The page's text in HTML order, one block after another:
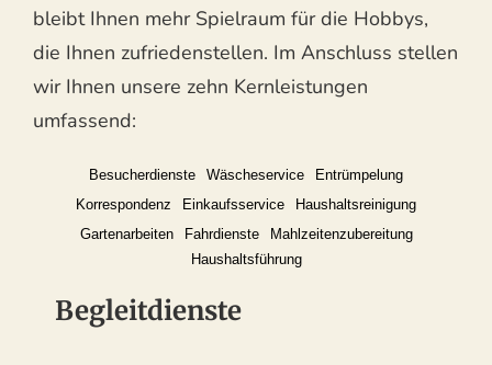
bleibt Ihnen mehr Spielraum für die Hobbys,
die Ihnen zufriedenstellen. Im Anschluss stellen
wir Ihnen unsere zehn Kernleistungen
umfassend:
Besucherdienste Wäscheservice
Entrümpelung
Korrespondenz
Einkaufsservice
Haushaltsreinigung
Gartenarbeiten
Fahrdienste
Mahlzeitenzubereitung
Haushaltsführung
Begleitdienste